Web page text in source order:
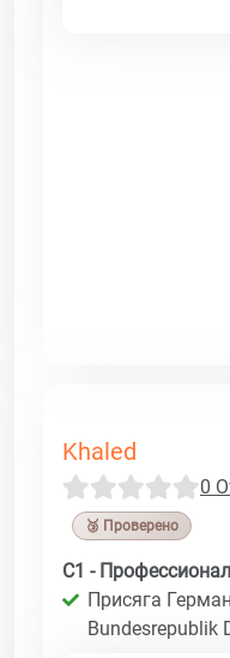
Khaled
0
🥉 Проверено
C1 -
Присяга
Bundesrepublik